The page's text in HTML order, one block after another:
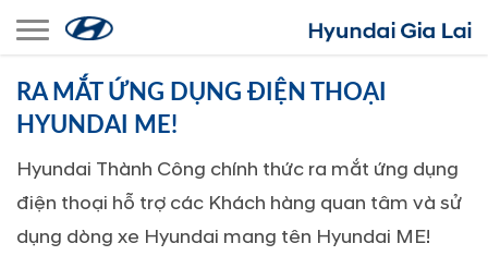
Toggle navigation
RA MẮT ỨNG DỤNG ĐIỆN THOẠI
HYUNDAI ME!
Hyundai Thành Công chính thức ra mắt ứng dụng
điện thoại hỗ trợ các Khách hàng quan tâm và sử
dụng dòng xe Hyundai mang tên Hyundai ME!